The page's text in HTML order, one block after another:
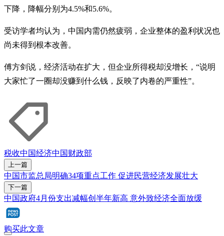
下降，降幅分别为4.5%和5.6%。
受访学者均认为，中国内需仍然疲弱，企业整体的盈利状况也
尚未得到根本改善。
傅方剑说，经济活动在扩大，但企业所得税却没增长，“说明
大家忙了一圈却没赚到什么钱，反映了内卷的严重性”。
税收中国经济中国财政部
上一篇
中国市监总局明确34项重点工作 促进民营经济发展壮大
下一篇
中国政府4月份支出减幅创半年新高 意外致经济全面放缓
购买此文章